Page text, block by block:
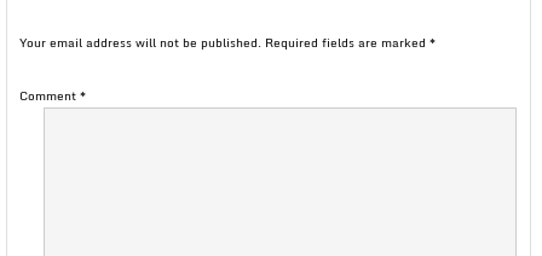
Your email address will not be published. Required fields are marked *
Comment*